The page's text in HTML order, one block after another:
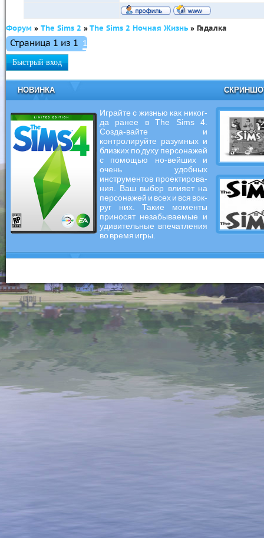
Форум » The Sims 2 »The Sims 2 Ночная Жизнь » Гадалка
Страница 1 из 1 1
НОВИНКА
Играйте с жизнью как никог-
да ранее в The Sims 4.
Созда-вайте и
контролируйте разумных и
близких по духу персонажей
с помощью но-вейших и
очень удобных
инструментов проектирова-
ния. Ваш выбор влияет на
персонажей и всех и вся вок-
руг них. Такие моменты
приносят незабываемые и
удивительные впечатления
во время игры.